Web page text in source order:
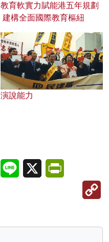
教育軟實力賦能港五年規劃
建構全面國際教育樞紐
演說能力
LinkedInLine X